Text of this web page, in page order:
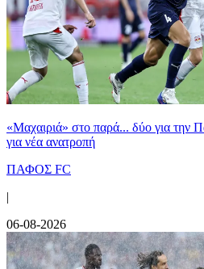
«Μαχαιριά» στο παρά... δύο για την
για νέα ανατροπή
ΠΑΦΟΣ FC
|
06-08-2026